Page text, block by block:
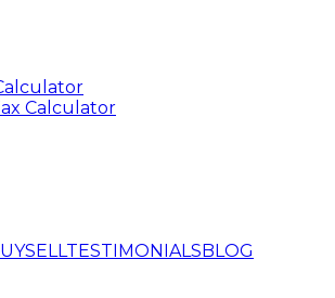
Calculator
SELLTESTIMONIALSBLOG